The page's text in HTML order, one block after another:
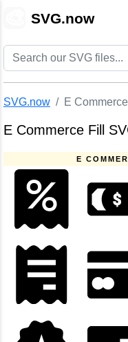
SVG.now
SVG.now E Commerce
E Commerce Fill
E